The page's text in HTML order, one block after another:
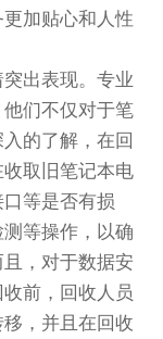
加贴心和人性
出表现。专业
们不仅对于笔
的了解，在回
取旧笔记本电
等是否有损
等操作，以确
，对于数据安
前，回收人员
，并且在回收